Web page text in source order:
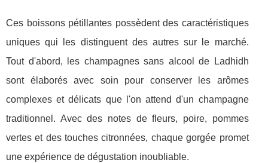
Ces boissons pétillantes possèdent des caractéristiques
uniques qui les distinguent des autres sur le marché.
Tout d'abord, les champagnes sans alcool de Ladhidh
sont élaborés avec soin pour conserver les arômes
complexes et délicats que l'on attend d'un champagne
traditionnel. Avec des notes de fleurs, poire, pommes
vertes et des touches citronnées, chaque gorgée promet
une expérience de dégustation inoubliable.